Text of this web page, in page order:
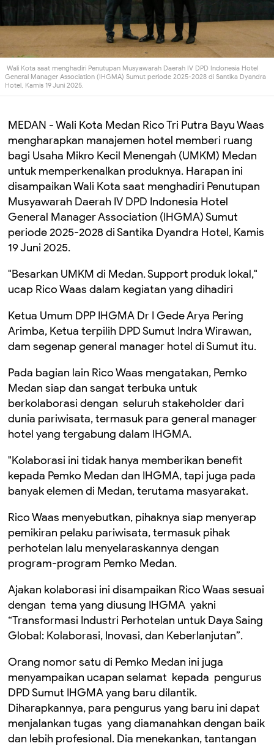
Wali Kota saat menghadiri Penutupan Musyawarah Daerah IV DPD Indonesia Hotel
General Manager Association (IHGMA) Sumut periode 2025-2028 di Santika Dyandra
Hotel, Kamis 19 Juni 2025.
MEDAN - Wali Kota Medan Rico Tri Putra Bayu Waas
mengharapkan manajemen hotel memberi ruang
bagi Usaha Mikro Kecil Menengah (UMKM) Medan
untuk memperkenalkan produknya. Harapan ini
disampaikan Wali Kota saat menghadiri Penutupan
Musyawarah Daerah IV DPD Indonesia Hotel
General Manager Association (IHGMA) Sumut
periode 2025-2028 di Santika Dyandra Hotel, Kamis
19 Juni 2025.
"Besarkan UMKM di Medan. Support produk lokal,"
ucap Rico Waas dalam kegiatan yang dihadiri
Ketua Umum DPP IHGMA Dr I Gede Arya Pering
Arimba, Ketua terpilih DPD Sumut Indra Wirawan,
dam segenap general manager hotel di Sumut itu.
Pada bagian lain Rico Waas mengatakan, Pemko
Medan siap dan sangat terbuka untuk
berkolaborasi dengan seluruh stakeholder dari
dunia pariwisata, termasuk para general manager
hotel yang tergabung dalam IHGMA.
"Kolaborasi ini tidak hanya memberikan benefit
kepada Pemko Medan dan IHGMA, tapi juga pada
banyak elemen di Medan, terutama masyarakat.
Rico Waas menyebutkan, pihaknya siap menyerap
pemikiran pelaku pariwisata, termasuk pihak
perhotelan lalu menyelaraskannya dengan
program-program Pemko Medan.
Ajakan kolaborasi ini disampaikan Rico Waas sesuai
dengan tema yang diusung IHGMA yakni
“Transformasi Industri Perhotelan untuk Daya Saing
Global: Kolaborasi, Inovasi, dan Keberlanjutan”.
Orang nomor satu di Pemko Medan ini juga
menyampaikan ucapan selamat kepada pengurus
DPD Sumut IHGMA yang baru dilantik.
Diharapkannya, para pengurus yang baru ini dapat
menjalankan tugas yang diamanahkan dengan baik
dan lebih profesional. Dia menekankan, tantangan